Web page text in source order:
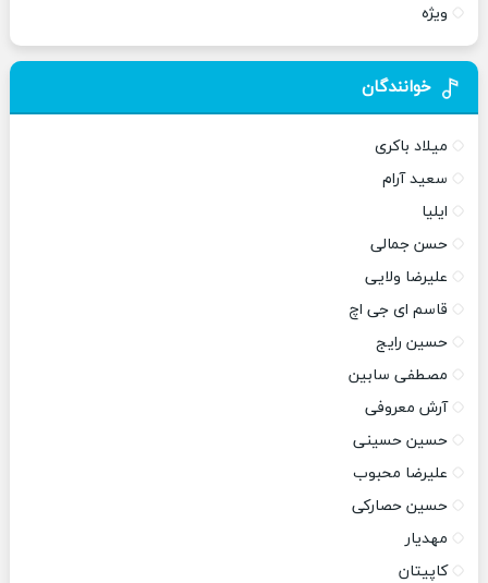
ویژه
خوانندگان
میلاد باکری
سعید آرام
ایلیا
حسن جمالی
علیرضا ولایی
قاسم ای جی اچ
حسین رایج
مصطفی سابین
آرش معروفی
حسین حسینی
علیرضا محبوب
حسین حصارکی
مهدیار
کاپیتان